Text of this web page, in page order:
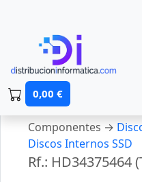
0,00 €
Componentes →
Discos Internos SSD
Rf.: HD34375464